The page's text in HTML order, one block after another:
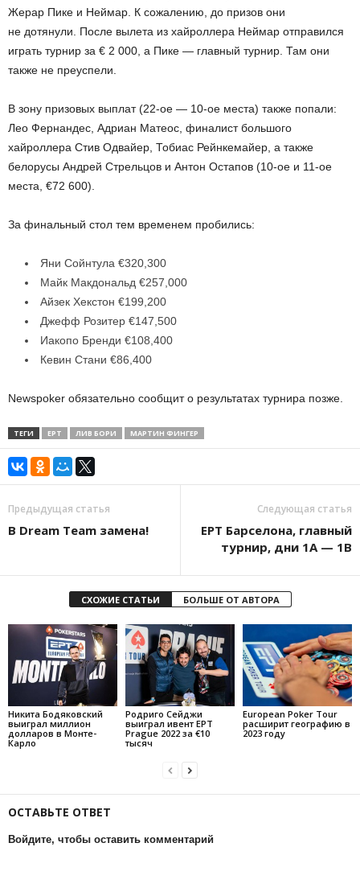
Жерар Пике и Неймар. К сожалению, до призов они
не дотянули. После вылета из хайроллера Неймар отправился
играть турнир за € 2 000, а Пике — главный турнир. Там они
также не преуспели.
В зону призовых выплат (22-ое — 10-ое места) также попали:
Лео Фернандес, Адриан Матеос, финалист большого
хайроллера Стив Одвайер, Тобиас Рейнкемайер, а также
белорусы Андрей Стрельцов и Антон Остапов (10-ое и 11-ое
места, €72 600).
За финальный стол тем временем пробились:
Яни Сойнтула €320,300
Майк Макдональд €257,000
Айзек Хекстон €199,200
Джефф Розитер €147,500
Иакопо Бренди €108,400
Кевин Стани €86,400
Newspoker обязательно сообщит о результатах турнира позже.
ТЕГИ EPT ЛИВ БОРИ МАРТИН ФИНГЕР
Предыдущая статья
В Dream Team замена!
Следующая статья
EPT Барселона, главный
турнир, дни 1А — 1В
СХОЖИЕ СТАТЬИ БОЛЬШЕ ОТ АВТОРА
Никита Бодяковский
выиграл миллион
долларов в Монте-
Карло
Родриго Сейджи
выиграл ивент EPT
Prague 2022 за €10
тысяч
European Poker Tour
расширит географию в
2023 году
ОСТАВЬТЕ ОТВЕТ
Войдите, чтобы оставить комментарий